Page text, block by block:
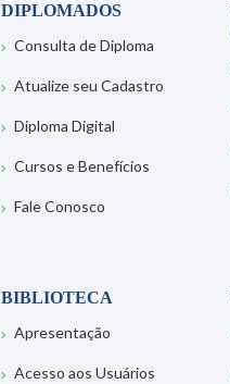
DIPLOMADOS
Consulta de Diploma
Atualize seu Cadastro
Diploma Digital
Cursos e Benefícios
Fale Conosco
BIBLIOTECA
Apresentação
Acesso aos Usuários